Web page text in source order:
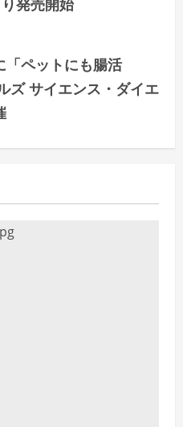
「ペットにも腸活
ズ サイエンス・ダイエ